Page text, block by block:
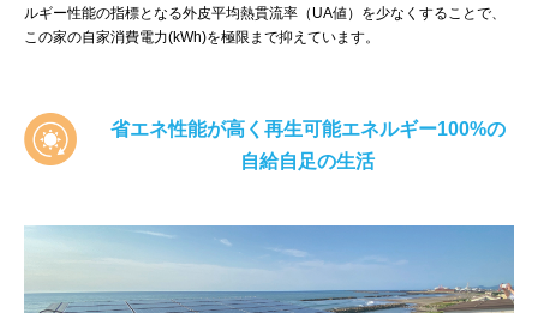
ルギー性能の指標となる外皮平均熱貫流率（UA値）を少なくすることで、
この家の自家消費電力(kWh)を極限まで抑えています。
省エネ性能が高く再生可能エネルギー100%の
自給自足の生活